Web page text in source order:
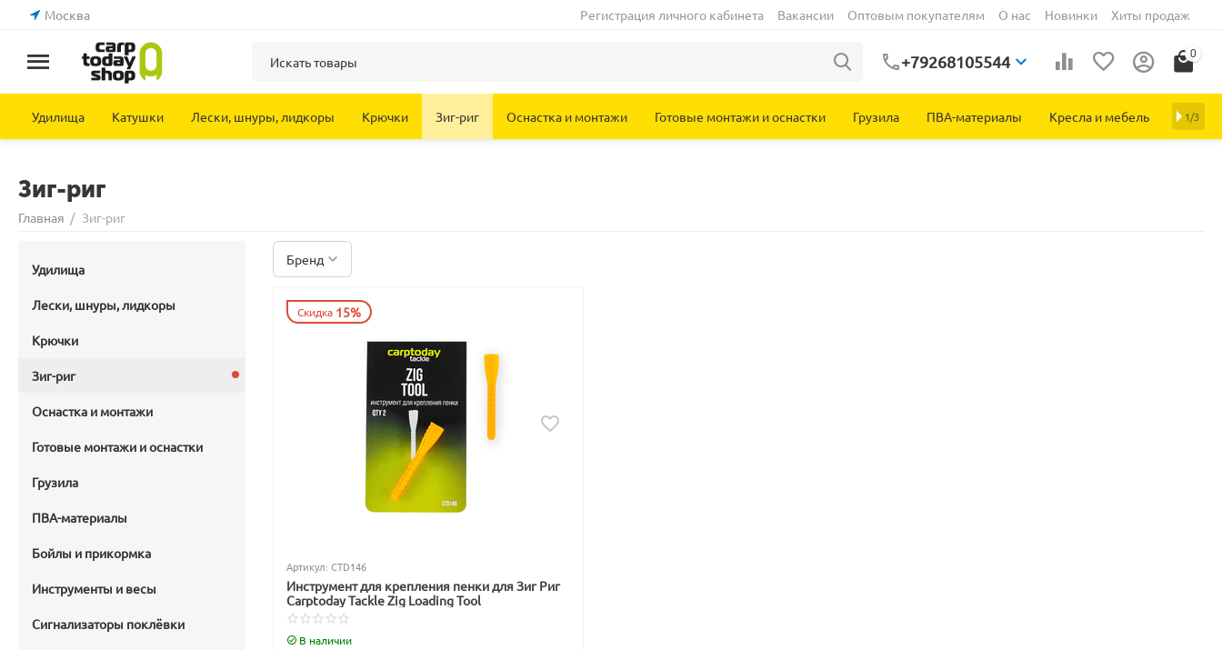
Москва Регистрация личного кабинета Вакансии Оптовым покупателям О нас Новинки Хиты продаж
+79268105544 0
Удилища Катушки Лески, шнуры, лидкоры Крючки Зиг-риг Оснастка и монтажи Готовые монтажи и оснастки Грузила ПВА-материалы Кресла и мебель 1/3
Зиг-риг
Главная / Зиг-риг
Бренд
Скидка 15%
Артикул: CTD146
Инструмент для крепления пенки для Зиг Риг
Carptoday Tackle Zig Loading Tool
В наличии
Удилища
Лески, шнуры, лидкоры
Крючки
Зиг-риг
Оснастка и монтажи
Готовые монтажи и оснастки
Грузила
ПВА-материалы
Бойлы и прикормка
Инструменты и весы
Сигнализаторы поклёвки